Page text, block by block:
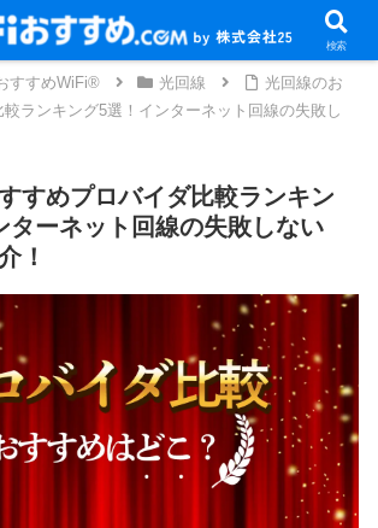
すすめWiFi® 光回線
光回線のお
ランキング5選！インターネット回線の失敗し
すめプロバイダ比較ランキン
ターネット回線の失敗しない
！
検索